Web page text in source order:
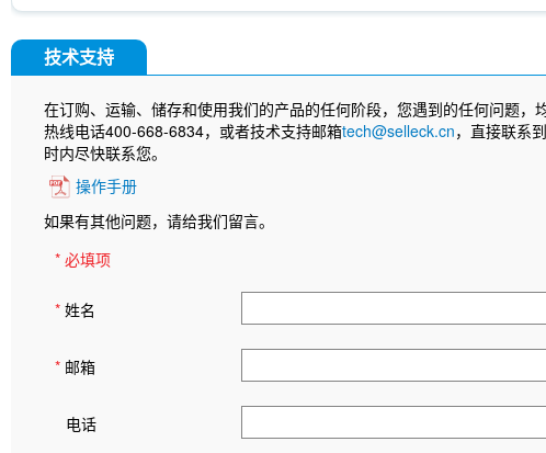
技术支持
在订购、运输、储存和使用我们的产品的任何阶段，您遇到的任何问题，
热线电话400-668-6834，或者技术支持邮箱tech@selleck.cn，直接联系
时内尽快联系您。
操作手册
如果有其他问题，请给我们留言。
* 必填项
* 姓名
* 邮箱
电话